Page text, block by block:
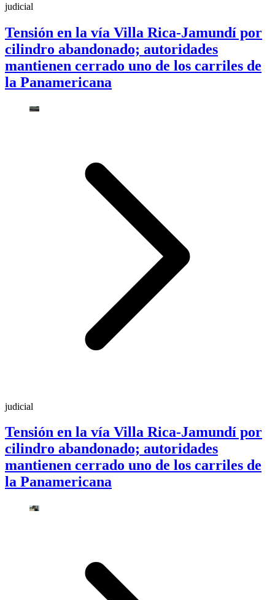
judicial
Tensión en la vía Villa Rica-Jamundí por
cilindro abandonado; autoridades
mantienen cerrado uno de los carriles de
la Panamericana
judicial
Tensión en la vía Villa Rica-Jamundí por
cilindro abandonado; autoridades
mantienen cerrado uno de los carriles de
la Panamericana